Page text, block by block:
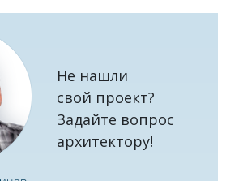
Не нашли
свой проект?
Задайте вопрос
архитектору!